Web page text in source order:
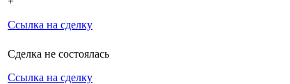
Ссылка на сделку
Сделка не состоялась
Ссылка на сделку